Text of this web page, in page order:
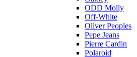
ODD Molly
Off-White
Oliver Peoples
Pepe Jeans
Pierre Cardin
Polaroid